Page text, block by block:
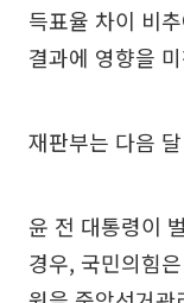
득표율 차이 비
결과에 영향을
재판부는 다음
윤 전 대통령이
경우, 국민의힘